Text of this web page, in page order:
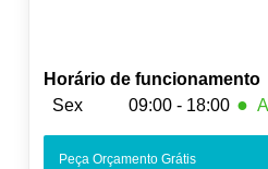
Horário de funcionamento
Sex
09:00 - 18:00 ●
-
Peça Orçamento Grátis